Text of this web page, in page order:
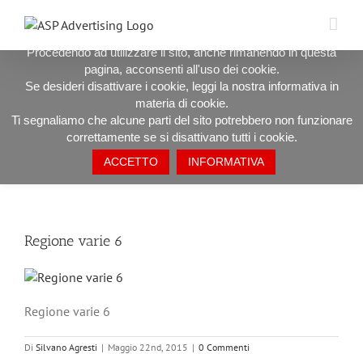
Regione varie 6
Regione varie 6
Regione varie 6
Di Silvano Agresti | Maggio 22nd, 2015 | 0 Commenti
UTILIZZIAMO I COOKIE PER OFFRIRTI LA MIGLIORE
ESPERIENZA DI NAVIGAZIONE POSSIBILE.
Procedendo ad utilizzare il sito, anche rimanendo in questa
pagina, acconsenti all'uso dei cookie.
Se desideri disattivare i cookie, leggi la nostra informativa in
materia di cookie.
Ti segnaliamo che alcune parti del sito potrebbero non funzionare
correttamente se si disattivano tutti i cookie.
ACCETTO INFORMATIVA